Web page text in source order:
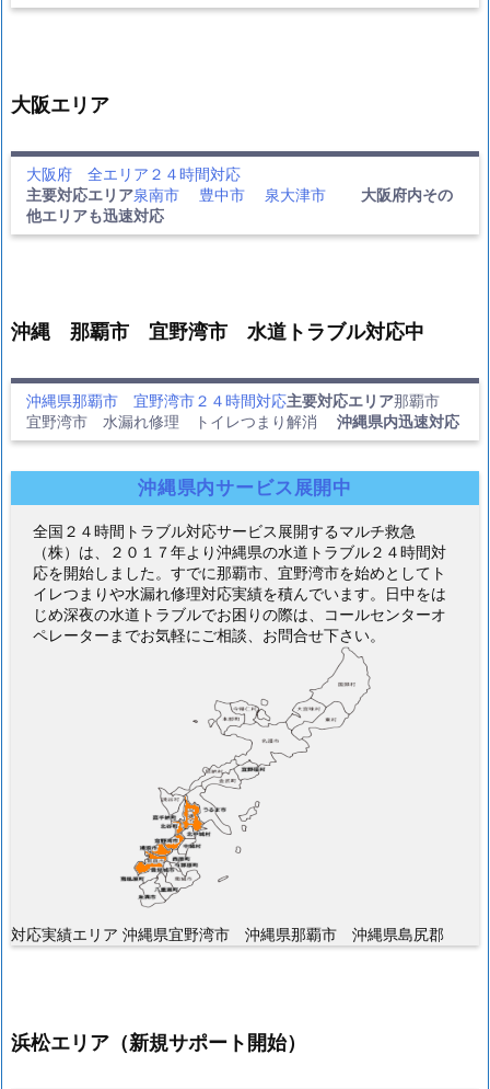
大阪エリア
大阪府 全エリア２４時間対応
主要対応エリア泉南市 豊中市 泉大津市
大阪府内その
他エリアも迅速対応
沖縄 那覇市 宜野湾市 水道トラブル対応中
沖縄県那覇市 宜野湾市２４時間対応主要対応エリア那覇市
宜野湾市 水漏れ修理 トイレつまり解消 沖縄県内迅速対応
沖縄県内サービス展開中
全国２４時間トラブル対応サービス展開するマルチ救急
（株）は、２０１７年より沖縄県の水道トラブル２４時間対
応を開始しました。すでに那覇市、宜野湾市を始めとしてト
イレつまりや水漏れ修理対応実績を積んでいます。日中をは
じめ深夜の水道トラブルでお困りの際は、コールセンターオ
ペレーターまでお気軽にご相談、お問合せ下さい。
対応実績エリア 沖縄県宜野湾市 沖縄県那覇市 沖縄県島尻郡
浜松エリア（新規サポート開始）